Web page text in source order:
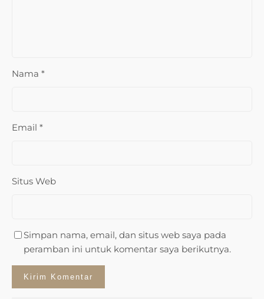
Nama *
Email *
Situs Web
Simpan nama, email, dan situs web saya pada
peramban ini untuk komentar saya berikutnya.